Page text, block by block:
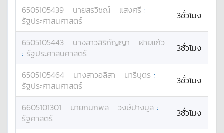
6505105439 นายสรวิชญ์ แสงศรี :
รัฐประศาสนศาสตร์
3ชั่วโมง
6505105443 นางสาวสิริกัญญา
ฝายแก้ว
: รัฐประศาสนศาสตร์ 3ชั่วโมง
6505105464 นางสาวอลิสา นารีบุตร :
รัฐประศาสนศาสตร์
3ชั่วโมง
6605101301 นายกนกพล วงษ์ปางมูล :
รัฐศาสตร์
3ชั่วโมง